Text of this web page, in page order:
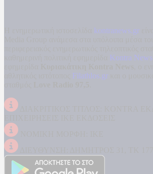
kontranews.gr
Kontra News
Filathlos.gr